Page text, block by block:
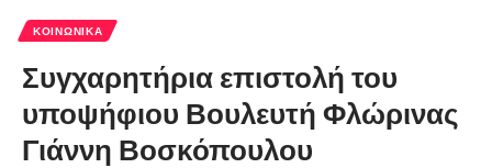
ΚΟΙΝΩΝΙΚΆ
Συγχαρητήρια επιστολή του
υποψήφιου Βουλευτή Φλώρινας
Γιάννη Βοσκόπουλου